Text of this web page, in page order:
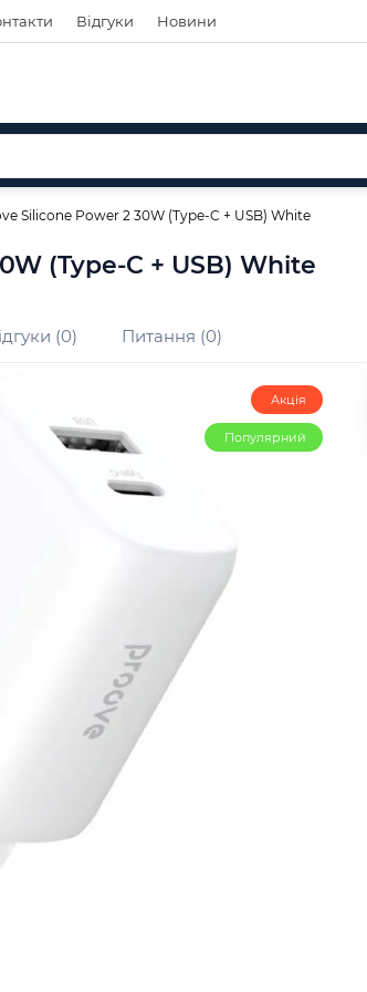
Відгуки Новини
Silicone Power 2 30W (Type-C + USB) White
(Type-C + USB) White
(0) Питання (0)
Акція
Популярний